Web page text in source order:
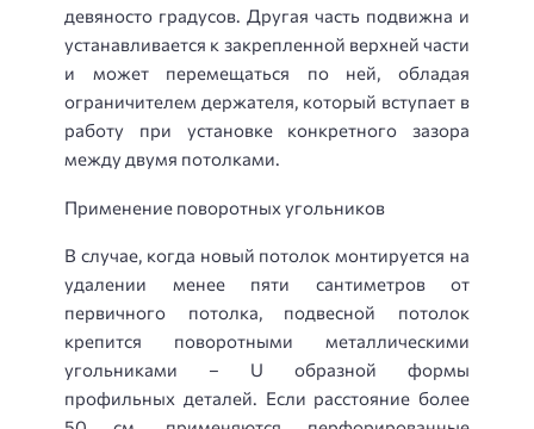
девяносто градусов. Другая часть подвижна и
устанавливается к закрепленной верхней части
и может перемещаться по ней, обладая
ограничителем держателя, который вступает в
работу при установке конкретного зазора
между двумя потолками.
Применение поворотных угольников
В случае, когда новый потолок монтируется на
удалении менее пяти сантиметров от
первичного потолка, подвесной потолок
крепится поворотными металлическими
угольниками – U образной формы
профильных деталей. Если расстояние более